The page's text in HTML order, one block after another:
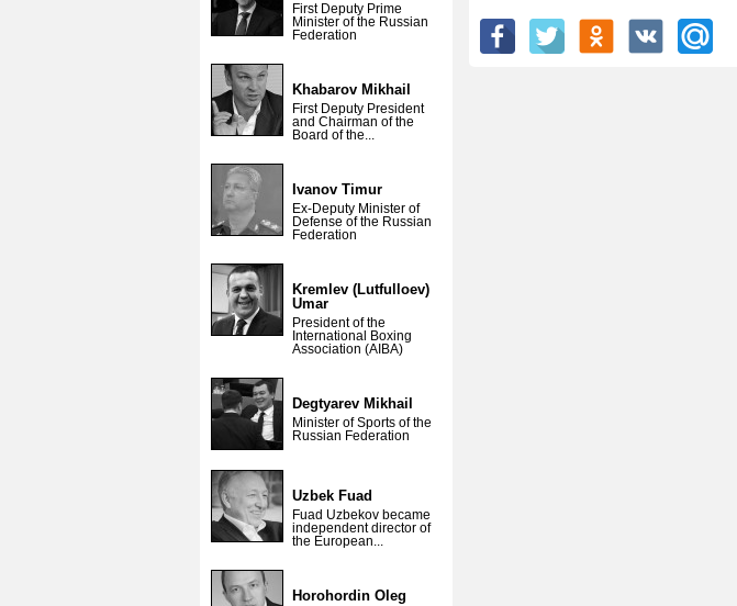
First Deputy Prime
Minister of the Russian
Federation
Khabarov Mikhail
First Deputy President
and Chairman of the
Board of the...
Ivanov Timur
Ex-Deputy Minister of
Defense of the Russian
Federation
Kremlev (Lutfulloev)
Umar
President of the
International Boxing
Association (AIBA)
Degtyarev Mikhail
Minister of Sports of the
Russian Federation
Uzbek Fuad
Fuad Uzbekov became
independent director of
the European...
Horohordin Oleg